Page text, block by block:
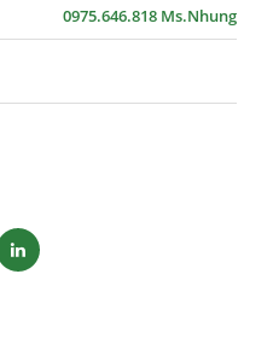
0975.646.818 Ms.Nhung